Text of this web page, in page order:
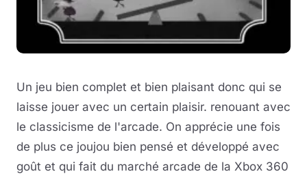
Un jeu bien complet et bien plaisant donc qui se
laisse jouer avec un certain plaisir. renouant avec
le classicisme de l'arcade. On apprécie une fois
de plus ce joujou bien pensé et développé avec
goût et qui fait du marché arcade de la Xbox 360